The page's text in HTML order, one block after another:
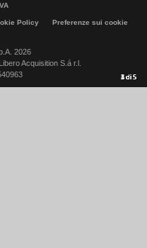
1di5
2di5
3di5
4di5
5di5
Policy
Preferenze sui cookie
2026
Acquisition S.á r.l.